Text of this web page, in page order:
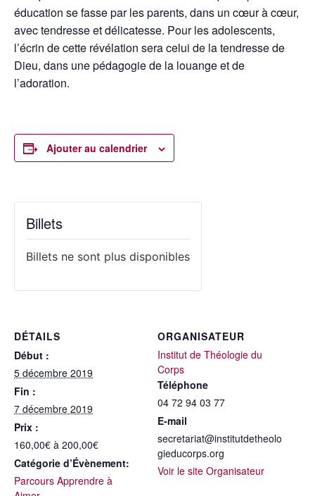
éducation se fasse par les parents, dans un cœur à cœur,
avec tendresse et délicatesse. Pour les adolescents,
l’écrin de cette révélation sera celui de la tendresse de
Dieu, dans une pédagogie de la louange et de
l’adoration.
Ajouter au calendrier
Billets
Billets ne sont plus disponibles
DÉTAILS
Début :
5 décembre 2019
Fin :
7 décembre 2019
Prix :
160,00€ à 200,00€
Catégorie d’Évènement:
Parcours Apprendre à
ORGANISATEUR
Institut de Théologie du
Corps
Téléphone
04 72 94 03 77
E-mail
secretariat@institutdetheolo
gieducorps.org
Voir le site Organisateur